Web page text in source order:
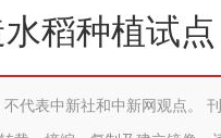
稻种植试
代表中新社和中新网观点。